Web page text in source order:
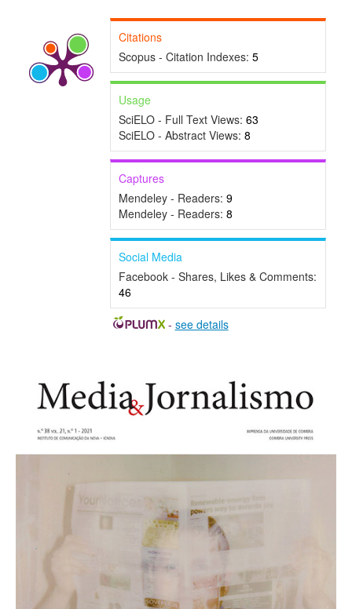
Citations
Scopus - Citation Indexes: 5
Usage
SciELO - Full Text Views: 63
SciELO - Abstract Views: 8
Captures
Mendeley - Readers: 9
Mendeley - Readers: 8
Social Media
Facebook - Shares, Likes & Comments:
46
- see details